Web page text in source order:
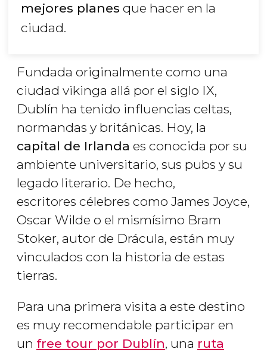
mejores planes que hacer en la
ciudad.
Fundada originalmente como una
ciudad vikinga allá por el siglo IX,
Dublín ha tenido influencias celtas,
normandas y británicas. Hoy, la
capital de Irlanda es conocida por su
ambiente universitario, sus pubs y su
legado literario. De hecho,
escritores célebres como James Joyce,
Oscar Wilde o el mismísimo Bram
Stoker, autor de Drácula, están muy
vinculados con la historia de estas
tierras.
Para una primera visita a este destino
es muy recomendable participar en
un free tour por Dublín, una ruta